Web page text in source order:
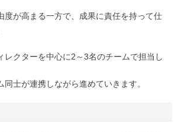
度が高まる一方で、成果に責任を持って仕
レクターを中心に2～3名のチームで担当し
同士が連携しながら進めていきます。